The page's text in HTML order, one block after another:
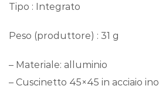
Tipo : Integrato
Peso (produttore) : 31 g
– Materiale: alluminio
– Cuscinetto 45×45 in acciaio